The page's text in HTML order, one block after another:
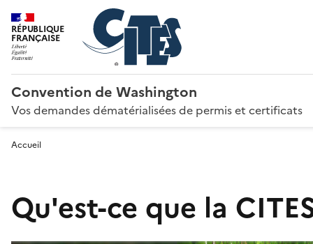
RÉPUBLIQUE
FRANÇAISE
Convention de Washington
Vos demandes dématérialisées de permis et certificats
Accueil
Qu'est-ce que la